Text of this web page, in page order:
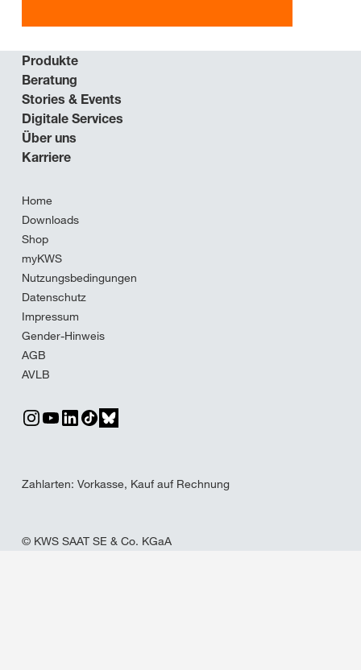
Produkte
Beratung
Stories & Events
Digitale Services
Über uns
Karriere
Home
Downloads
Shop
myKWS
Nutzungsbedingungen
Datenschutz
Impressum
Gender-Hinweis
AGB
AVLB
Zahlarten: Vorkasse, Kauf auf Rechnung
© KWS SAAT SE & Co. KGaA